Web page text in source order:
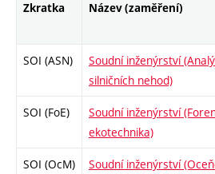
Zkratka Název (zaměření)
SOI (ASN)
Soudní inženýrství
silničních nehod)
SOI (FoE)
Soudní inženýrství
ekotechnika)
SOI (OcM)
Soudní inženýrství